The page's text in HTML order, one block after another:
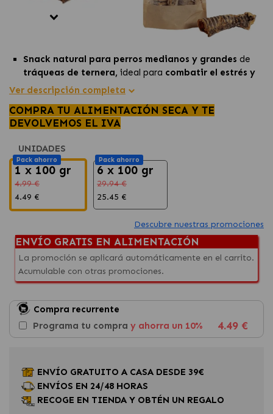
Snack natural para perros medianos y grandes de
tráqueas de ternera, ideal para combatir el estrés y
la fatiga.
Rico en fósforo y calcio
ligamentos y articulaciones.
Promueve lahigiene dental
Ver descripción completa
COMPRA TU ALIMENTACIÓN SECA Y TE
DEVOLVEMOS EL IVA
UNIDADES
Pack ahorro
1 x 100 gr
4.99 €
4.49 €
Pack ahorro
6 x 100 gr
29.94 €
25.45 €
Descubre nuestras promociones
ENVÍO GRATIS EN ALIMENTACIÓN
La promoción se aplicará automáticamente en el carrito.
Acumulable con otras promociones.
Compra recurrente
Programa tu compra y ahorra un 10% 4.49 €
ENVÍO GRATUITO A CASA DESDE 39€
ENVÍOS EN 24/48 HORAS
RECOGE EN TIENDA Y OBTÉN UN REGALO